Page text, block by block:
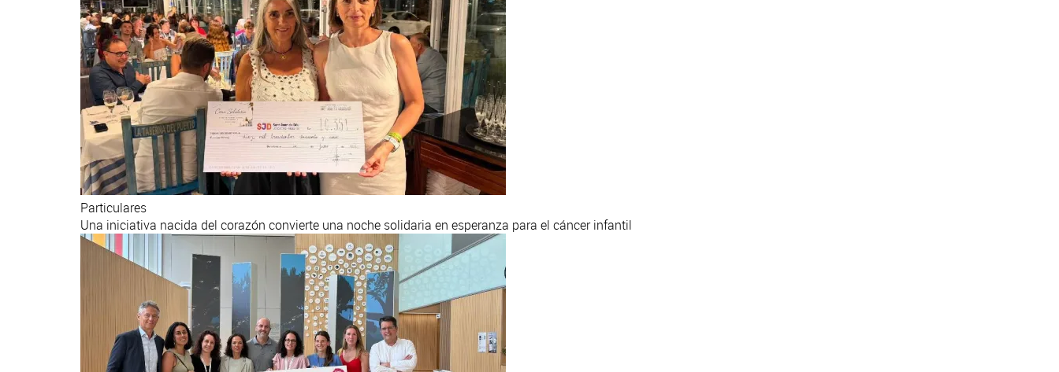
Particulares
Una iniciativa nacida del corazón convierte una noche solidaria en esperanza para el cáncer infantil